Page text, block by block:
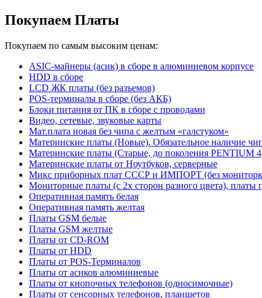
Покупаем Платы
Покупаем по самым высоким ценам:
ASIC-майнеры (асик) в сборе в алюминиевом корпусе
HDD в сборе
LCD ЖК платы (без разъемов)
POS-терминалы в сборе (без АКБ)
Блоки питания от ПК в сборе с проводами
Видео, сетевые, звуковые карты
Мат.плата новая без чипа с желтым «галстуком»
Материнские платы (Новые). Обязательное наличие
Материнские платы (Старые, до поколения PENTIUM
Материнские платы от Ноутбуков, серверные
Микс приборных плат СССР и ИМПОРТ (без
Мониторные платы (с 2х сторон разного цвета),
Оперативная память белая
Оперативная память желтая
Платы GSM белые
Платы GSM желтые
Платы от CD-ROM
Платы от HDD
Платы от POS-Терминалов
Платы от асиков алюминиевые
Платы от кнопочных телефонов (односимочные)
Платы от сенсорных телефонов, планшетов